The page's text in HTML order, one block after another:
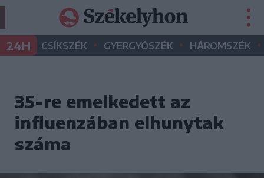
24H CSÍKSZÉK • GYERGYÓSZÉK • HÁROMSZÉK •
35-re emelkedett az
influenzában elhunytak
száma